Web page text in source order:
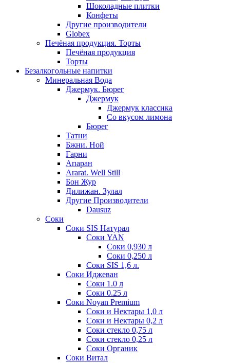
Шоколадные плитки
Конфеты
Другие производители
Globex
Печёная продукция. Торты
Печёная продукция
Торты
Безалкогольные напитки
Минеральная Вода
Джермук. Бюрег
Джермук
Джермук классика
Со вкусом лимона
Бюрег
Татни
Бжни. Ной
Гарни
Апаран
Ararat. Well Still
Бон Жур
Дилижан. Зулал
Другие Производители
Dausuz
Соки
Соки SIS Натурал
Соки YAN
Соки 0,930 л
Соки 0,250 л
Соки SIS 1,6 л.
Соки Иджеван
Соки 1.0 л
Соки 0.25 л
Соки Noyan Premium
Соки и Нектары 1,0 л
Соки и Нектары 0,2 л
Соки стекло 0,75 л
Соки стекло 0,25 л
Соки Органик
Соки Витал